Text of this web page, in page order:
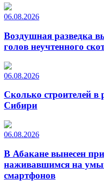
06.08.2026
Воздушная разведка
голов неучтенного
06.08.2026
Сколько строителей в
Сибири
06.08.2026
В Абакане вынесен
наживавшимся на
смартфонов